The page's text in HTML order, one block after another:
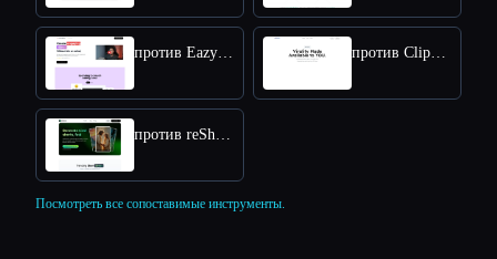
против EazyCaptions против Clippie AI
против reShorts
Посмотреть все сопоставимые инструменты.